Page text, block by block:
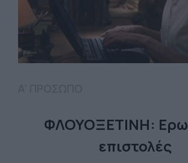
ΦΛΟΥΟΞΕΤΙΝΗ:
επιστολές